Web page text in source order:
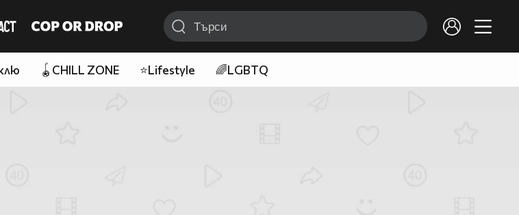
🪀CHILL ZONE ⭐Lifestyle 🌈LGBTQ